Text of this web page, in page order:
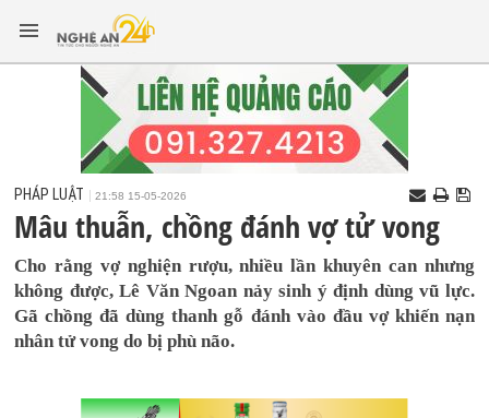
PHÁP LUẬT 21:58 15-05-2026
Mâu thuẫn, chồng đánh vợ tử vong
Cho rằng vợ nghiện rượu, nhiều lần khuyên can nhưng
không được, Lê Văn Ngoan nảy sinh ý định dùng vũ lực.
Gã chồng đã dùng thanh gỗ đánh vào đầu vợ khiến nạn
nhân tử vong do bị phù não.